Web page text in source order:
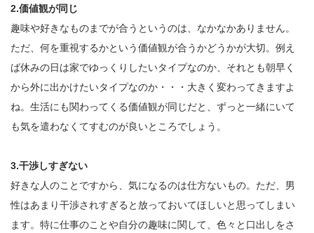
2.価値観が同じ
趣味や好きなものまでが合うというのは、なかなかありません。
ただ、何を重視するかという価値観が合うかどうかが大切。例え
ば休みの日は家でゆっくりしたいタイプなのか、それとも朝早く
から外に出かけたいタイプなのか・・・大きく変わってきますよ
ね。生活にも関わってくる価値観が同じだと、ずっと一緒にいて
も気を遣わなくてすむのが良いところでしょう。
3.干渉しすぎない
好きな人のことですから、気になるのは仕方ないもの。ただ、男
性はあまり干渉されすぎると放っておいてほしいと思ってしまい
ます。特に仕事のことや自分の趣味に関して、色々と口出しをさ